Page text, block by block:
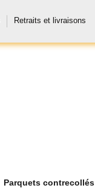
Retraits et livraisons
Parquets contrecollés